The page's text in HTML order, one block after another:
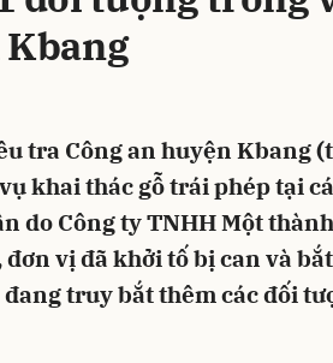
tra Công an huyện Kbang
khai thác gỗ trái phép tại
do Công ty TNHH Một thành
vị đã khởi tố bị can và bắt
truy bắt thêm các đối